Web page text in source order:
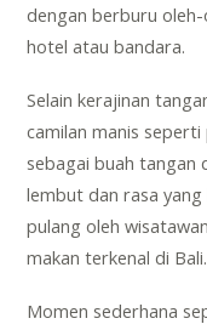
dengan berburu oleh-
hotel atau bandara.
Selain kerajinan
camilan manis
sebagai buah tangan
lembut dan rasa
pulang oleh
makan terkenal di Bali.
Momen sederhana